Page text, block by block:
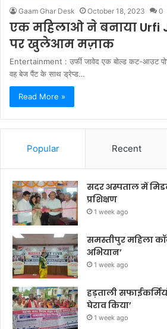
Gaam Ghar Desk October 18, 2023 0
एक महिलाओ ने बनाया Urfi
पर खुलेआम मज़ाक
Entertainment : उर्फी जावेद एक बोल्ड कट-आउट
वह बेज पैंट के साथ ड्रेप्ड…
Read More »
Popular Recent
सदर अस्पताल में
प्रशिक्षण
1 week ago
समस्तीपुर महिला
अभियान’
1 week ago
हड़ताली
घेराव किया’
1 week ago